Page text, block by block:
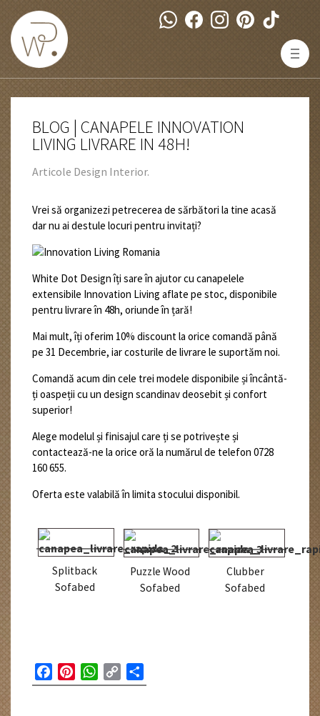
BLOG | CANAPELE INNOVATION
LIVING LIVRARE IN 48H!
Articole Design Interior.
Vrei să organizezi petrecerea de sărbători la tine acasă
dar nu ai destule locuri pentru invitați?
White Dot Design îți sare în ajutor cu canapelele
extensibile Innovation Living aflate pe stoc, disponibile
pentru livrare în 48h, oriunde în țară!
Mai mult, îți oferim 10% discount la orice comandă până
pe 31 Decembrie, iar costurile de livrare le suportăm noi.
Comandă acum din cele trei modele disponibile și încântă-
ți oaspeții cu un design scandinav deosebit și confort
superior!
Alege modelul și finisajul care ți se potrivește și
contactează-ne la orice oră la numărul de telefon 0728
160 655.
Oferta este valabilă în limita stocului disponibil.
Splitback
Sofabed
Puzzle Wood
Sofabed
Clubber
Sofabed
FacebookPinterestWhatsApp
Copy
Link